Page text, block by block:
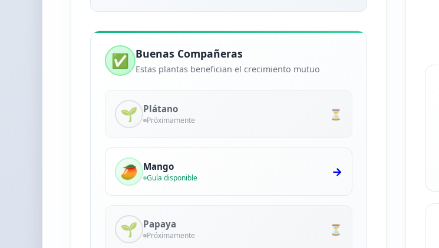
✅ Buenas Compañeras
Estas plantas benefician el crecimiento mutuo
🌱 Plátano
Próximamente ⏳
🥭 Mango
Guía disponible →
🌱 Papaya
Próximamente ⏳